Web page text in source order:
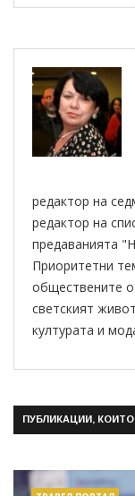
редактор на
редактор на
предаванията
Приоритетни
обществените
светският
културата и
ПУБЛИКАЦИИ,